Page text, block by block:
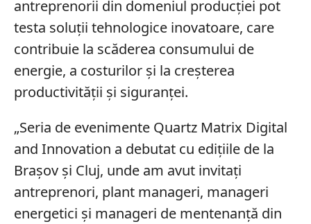
antreprenorii din domeniul producției pot
testa soluții tehnologice inovatoare, care
contribuie la scăderea consumului de
energie, a costurilor și la creșterea
productivității și siguranței.
„Seria de evenimente Quartz Matrix Digital
and Innovation a debutat cu edițiile de la
Brașov și Cluj, unde am avut invitați
antreprenori, plant manageri, manageri
energetici și manageri de mentenanță din